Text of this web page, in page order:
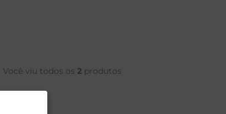
Você viu todos os 2produtos